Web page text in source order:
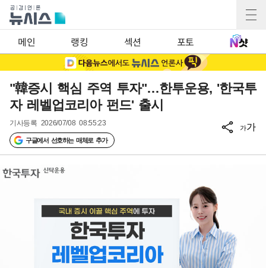
메인 랭킹 섹션 포토
"韓증시 핵심 주역 투자"…한투운용, '한국투
자 레벨업코리아 펀드' 출시
기사등록 2026/07/08 08:55:23
구글에서 선호하는 매체로 추가
가가